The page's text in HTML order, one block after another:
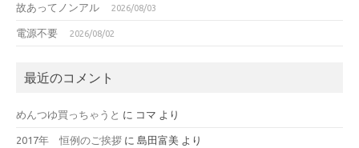
故あってノンアル 2026/08/03
電源不要 2026/08/02
最近のコメント
めんつゆ買っちゃうと に コマ より
2017年 恒例のご挨拶 に 島田富美 より